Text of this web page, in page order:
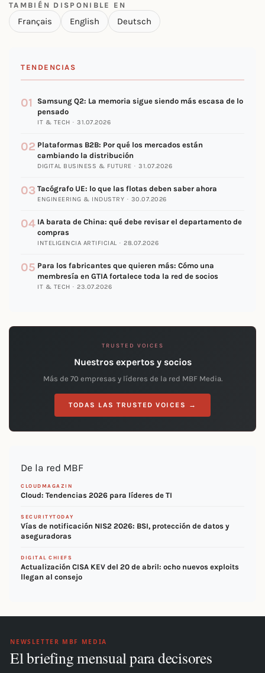
TAMBIÉN DISPONIBLE EN
Français English Deutsch
TENDENCIAS
01
Samsung Q2: La memoria sigue siendo más escasa de lo
pensado
IT & TECH · 31.07.2026
02 Plataformas B2B: Por qué los mercados están
cambiando la distribución
DIGITAL BUSINESS & FUTURE · 31.07.2026
03 Tacógrafo UE: lo que las flotas deben saber ahora
ENGINEERING & INDUSTRY · 30.07.2026
04 IA barata de China: qué debe revisar el departamento de
compras
INTELIGENCIA ARTIFICIAL · 28.07.2026
05 Para los fabricantes que quieren más: Cómo una
membresía en GTIA fortalece toda la red de socios
IT & TECH · 23.07.2026
TRUSTED VOICES
Nuestros expertos y socios
Más de 70 empresas y líderes de la red MBF Media.
TODAS LAS TRUSTED VOICES →
De la red MBF
CLOUDMAGAZIN
Cloud: Tendencias 2026 para líderes de TI
SECURITYTODAY
Vías de notificación NIS2 2026: BSI, protección de datos y
aseguradoras
DIGITAL CHIEFS
Actualización CISA KEV del 20 de abril: ocho nuevos exploits
llegan al consejo
NEWSLETTER MBF MEDIA
El briefing mensual para decisores